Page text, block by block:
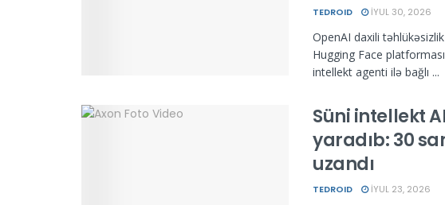
TEDROID İYUL 30, 2026
OpenAI daxili
Hugging Face
intellekt agenti ilə bağlı ...
Süni intellekt
yaradıb: 30
uzandı
TEDROID İYUL 23, 2026